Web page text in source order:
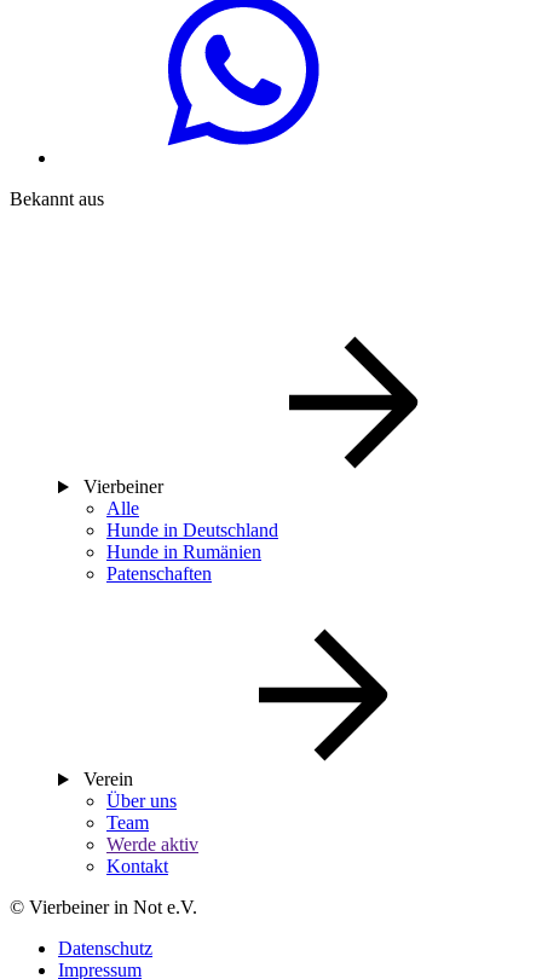
Bekannt aus
Vierbeiner
Alle
Hunde in Deutschland
Hunde in Rumänien
Patenschaften
Verein
Über uns
Team
Werde aktiv
Kontakt
© Vierbeiner in Not e.V.
Datenschutz
Impressum